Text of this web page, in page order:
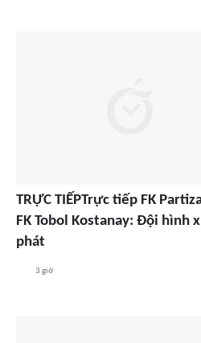
TRỰC TIẾPTrực tiếp FK
FK Tobol Kostanay: Đội hình
phát
3 giờ